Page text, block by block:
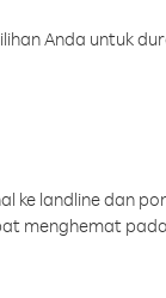
Anda untuk
ke landline dan
menghemat